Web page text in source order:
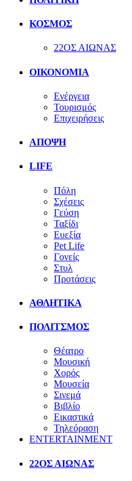
ΚΟΣΜΟΣ
22ΟΣ ΑΙΩΝΑΣ
ΟΙΚΟΝΟΜΙΑ
Ενέργεια
Τουρισμός
Επιχειρήσεις
ΑΠΟΨΗ
LIFE
Πόλη
Σχέσεις
Γεύση
Ταξίδι
Ευεξία
Pet Life
Γονείς
Στυλ
Προτάσεις
ΑΘΛΗΤΙΚΑ
ΠΟΛΙΤΣΜΟΣ
Θέατρο
Μουσική
Χορός
Μουσεία
Σινεμά
Βιβλίο
Εικαστικά
Τηλεόραση
ENTERTAINMENT
22ΟΣ ΑΙΩΝΑΣ